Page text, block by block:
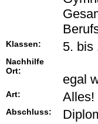
Klassen: 5. bis
Nachhilfe
Ort:
egal
Art: Alles!
Abschluss: